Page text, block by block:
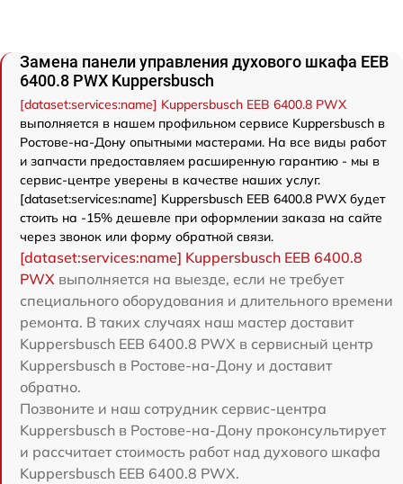
Замена панели управления духового шкафа EEB
6400.8 PWX Kuppersbusch
[dataset:services:name] Kuppersbusch EEB 6400.8 PWX
выполняется в нашем профильном сервисе Kuppersbusch в
Ростове-на-Дону опытными мастерами. На все виды работ
и запчасти предоставляем расширенную гарантию - мы в
сервис-центре уверены в качестве наших услуг.
[dataset:services:name] Kuppersbusch EEB 6400.8 PWX будет
стоить на -15% дешевле при оформлении заказа на сайте
через звонок или форму обратной связи.
[dataset:services:name] Kuppersbusch EEB 6400.8
PWX выполняется на выезде, если не требует
специального оборудования и длительного времени
ремонта. В таких случаях наш мастер доставит
Kuppersbusch EEB 6400.8 PWX в сервисный центр
Kuppersbusch в Ростове-на-Дону и доставит
обратно.
Позвоните и наш сотрудник сервис-центра
Kuppersbusch в Ростове-на-Дону проконсультирует
и рассчитает стоимость работ над духового шкафа
Kuppersbusch EEB 6400.8 PWX.